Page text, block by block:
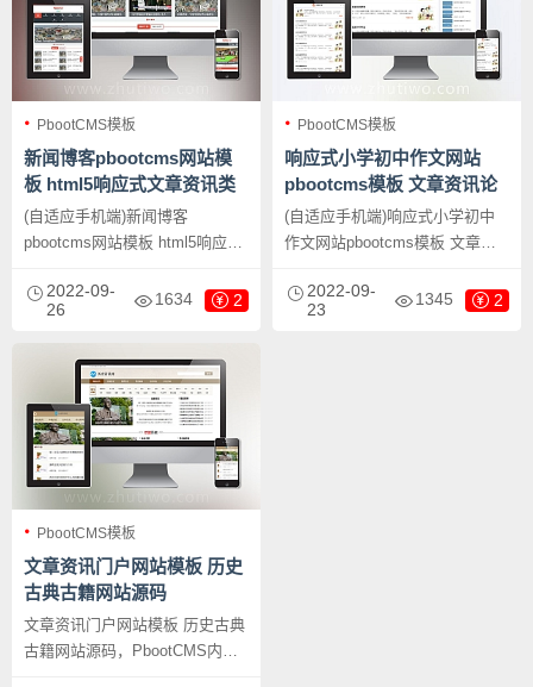
PbootCMS模板
新闻博客pbootcms网站模
板 html5响应式文章资讯类
网站源码下载
(自适应手机端)新闻博客
pbootcms网站模板 html5响应式
PbootCMS内核开发的网站模
板，该模板适用于新闻博客网
站、文章资讯网站等企业，当然
其他行业也可以做，只需要把文
字图片换成其他行业的即可；
2022-09-
26
1634 2
PbootCMS模板
响应式小学初中作文网站
pbootcms模板 文章资讯论
文作文个人博客网站源码下
载
(自适应手机端)响应式小学初中
作文网站pbootcms模板 文章资
载，PbootCMS内核开发的网站
模板，该模板适用于作文网站、
2022-09-
23
1345 2
PbootCMS模板
文章资讯门户网站模板 历史
古典古籍网站源码
文章资讯门户网站模板 历史古典
古籍网站源码，PbootCMS内核